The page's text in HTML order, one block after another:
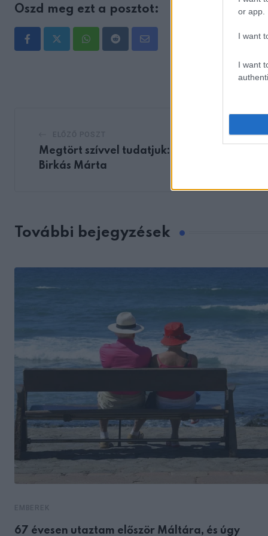
or app.
I want
I want
Oszd meg ezt a posztot:
WhatsappRedditShare
Megtört szívvel tudatjuk: Meghalt Dr.
Birkás Márta
További bejegyzések
67 évesen utaztam először Máltára, és úgy